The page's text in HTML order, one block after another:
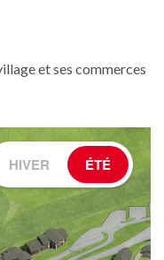
et ses commerces
HIVER ÉTÉ